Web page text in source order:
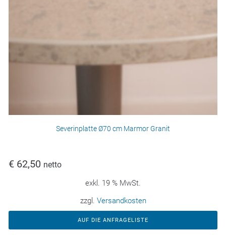
Severinplatte Ø70 cm Marmor Granit
€ 62,50 netto
exkl. 19 % MwSt.
zzgl. Versandkosten
AUF DIE ANFRAGELISTE